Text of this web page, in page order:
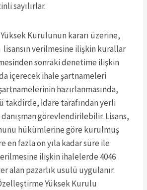
sayılırlar.
Kurulunun kararı üzerine,
lisansın verilmesine ilişkin kurallar
sonraki denetime ilişkin
içerecek ihale şartnameleri
hazırlanmasında,
takdirde, İdare tarafından yerli
danışman görevlendirilebilir. Lisans,
hükümlerine göre kurulmuş
en fazla on yıla kadar süre ile
ilişkin ihalelerde 4046
alan pazarlık usulü uygulanır.
Yüksek Kurulu